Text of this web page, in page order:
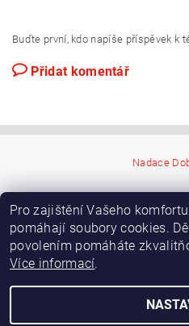
Buďte první, kdo napíše příspěvek k
Přidat komentář
Nadace
Pro zajištění Vašeho
pomáhají soubory cookies.
povolením pomáháte
Více informací.